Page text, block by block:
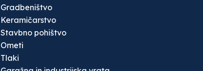
Gradbeništvo
Keramičarstvo
Stavbno pohištvo
Ometi
Tlaki